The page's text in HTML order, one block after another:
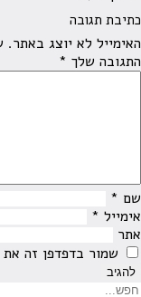
כתיבת תגובה
האימייל לא יוצג באתר.
התגובה שלך *
שם *
אימייל *
אתר
שמור בדפדפן זה